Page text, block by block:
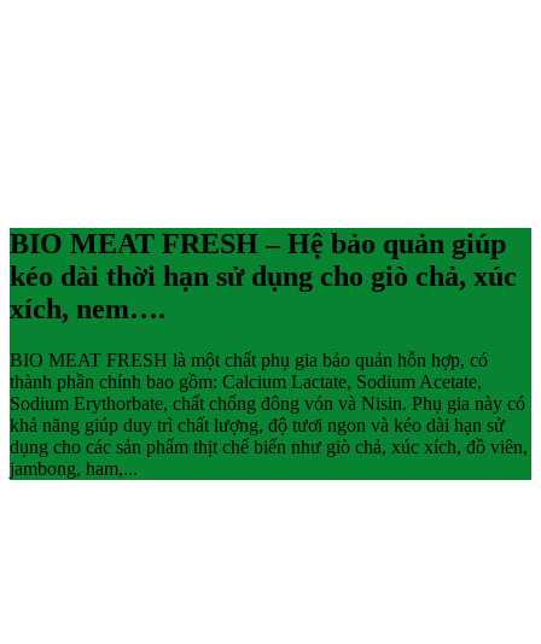
BIO MEAT FRESH – Hệ bảo quản giúp
kéo dài thời hạn sử dụng cho giò chả, xúc
xích, nem….
BIO MEAT FRESH là một chất phụ gia bảo quản hỗn hợp, có
thành phần chính bao gồm: Calcium Lactate, Sodium Acetate,
Sodium Erythorbate, chất chống đông vón và Nisin. Phụ gia này có
khả năng giúp duy trì chất lượng, độ tươi ngon và kéo dài hạn sử
dụng cho các sản phẩm thịt chế biến như giò chả, xúc xích, đồ viên,
jambong, ham,...